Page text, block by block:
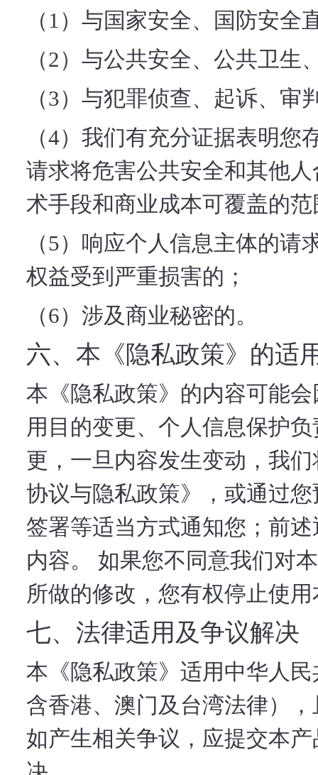
（1）与国家安全、国防安全
（2）与公共安全、公共卫
（3）与犯罪侦查、起诉、
（4）我们有充分证据表明
请求将危害公共安全和其他
术手段和商业成本可覆盖的
（5）响应个人信息主体的
权益受到严重损害的；
（6）涉及商业秘密的。
六、本《隐私政策》的适
本《隐私政策》的内容可能
用目的变更、个人信息保护
更，一旦内容发生变动，我
协议与隐私政策》，或通过
签署等适当方式通知您；前
内容。 如果您不同意我们对
所做的修改，您有权停止使
七、法律适用及争议解决
本《隐私政策》适用中华人
含香港、澳门及台湾法律）
如产生相关争议，应提交本